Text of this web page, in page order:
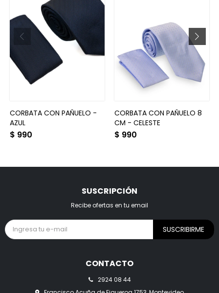
CORBATA CON PAÑUELO -
AZUL
$ 990
CORBATA CON PAÑUELO 8
CM - CELESTE
$ 990
CONTACTO
2924 08 44
SUSCRIPCIÓN
Recibe ofertas en tu email
SUSCRIBIRME